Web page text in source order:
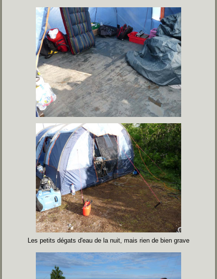
Les petits dégats d'eau de la nuit, mais rien de bien grave